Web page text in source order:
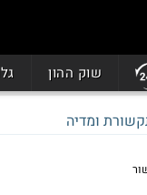
שוק ההון
ומדיה